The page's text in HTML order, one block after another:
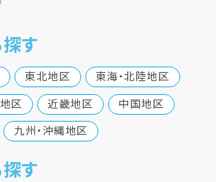
す
東北地区
東海・北陸地区
区
近畿地区
中国地区
九州・沖縄地区
す